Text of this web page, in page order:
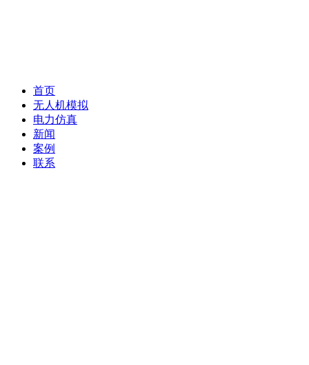
首页
无人机模拟
电力仿真
新闻
案例
联系